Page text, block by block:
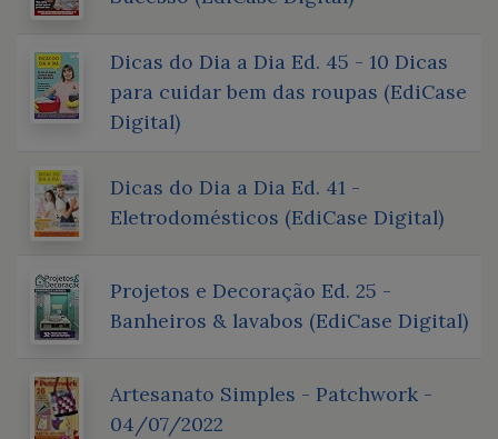
Dicas do Dia a Dia Ed. 45 - 10 Dicas
para cuidar bem das roupas (EdiCase
Digital)
Dicas do Dia a Dia Ed. 41 -
Eletrodomésticos (EdiCase Digital)
Projetos e Decoração Ed. 25 -
Banheiros & lavabos (EdiCase Digital)
Artesanato Simples - Patchwork -
04/07/2022